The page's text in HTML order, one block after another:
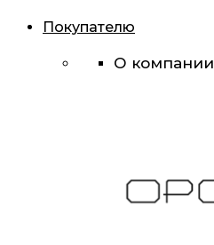
Покупателю
О компании